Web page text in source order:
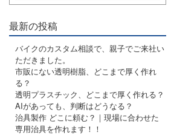
最新の投稿
バイクのカスタム相談で、親子でご来社い
ただきました。
市販にない透明樹脂、どこまで厚く作れ
る？
透明プラスチック、どこまで厚く作れる？
AIがあっても、判断はどうなる？
治具製作 どこに頼む？｜現場に合わせた
専用治具を作れます！！